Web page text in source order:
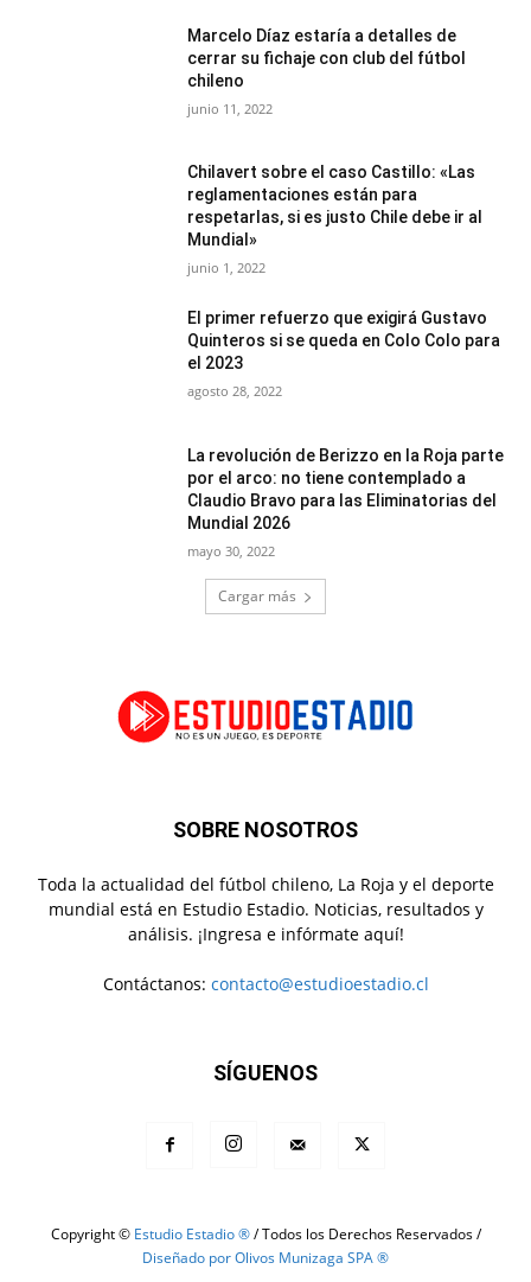
Marcelo Díaz estaría a detalles de
cerrar su fichaje con club del fútbol
chileno
junio 11, 2022
Chilavert sobre el caso Castillo: «Las
reglamentaciones están para
respetarlas, si es justo Chile debe ir al
Mundial»
junio 1, 2022
El primer refuerzo que exigirá Gustavo
Quinteros si se queda en Colo Colo para
el 2023
agosto 28, 2022
La revolución de Berizzo en la Roja parte
por el arco: no tiene contemplado a
Claudio Bravo para las Eliminatorias del
Mundial 2026
mayo 30, 2022
Cargar más
SOBRE NOSOTROS
Toda la actualidad del fútbol chileno, La Roja y el deporte
mundial está en Estudio Estadio. Noticias, resultados y
análisis. ¡Ingresa e infórmate aquí!
Contáctanos: contacto@estudioestadio.cl
SÍGUENOS
Copyright © Estudio Estadio ®/ Todos los Derechos Reservados /
Diseñado por Olivos Munizaga SPA ®